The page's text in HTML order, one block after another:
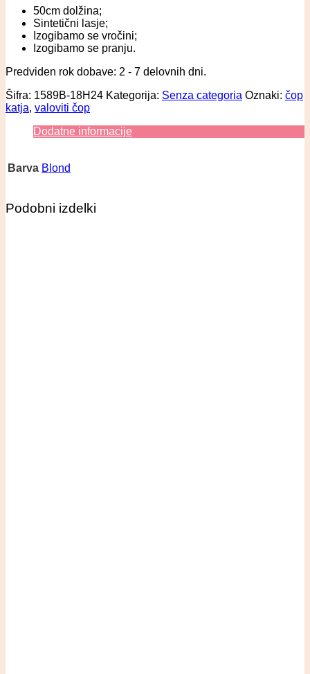
50cm dolžina;
Sintetični lasje;
Izogibamo se vročini;
Izogibamo se pranju.
Predviden rok dobave: 2 - 7 delovnih dni.
Šifra: 1589B-18H24 Kategorija: Senza categoria Oznaki: čop
katja, valoviti čop
Dodatne informacije
Barva Blond
Podobni izdelki